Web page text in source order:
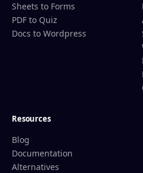
Sheets to Forms
PDF to Quiz
Docs to Wordpress
Resources
Blog
Documentation
Alternatives